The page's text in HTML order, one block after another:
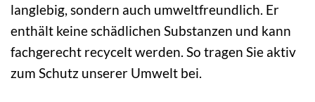
langlebig, sondern auch umweltfreundlich. Er
enthält keine schädlichen Substanzen und kann
fachgerecht recycelt werden. So tragen Sie aktiv
zum Schutz unserer Umwelt bei.